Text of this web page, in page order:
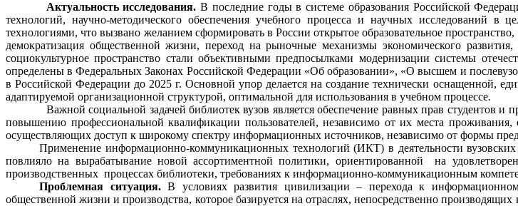
Актуальность исследования. В последние годы в системе образования Российской
технологий, научно-методического обеспечения учебного процесса и научных исследований
технологиями, что вызвано желанием сформировать в России открытое образовательное
демократизация общественной жизни, переход на рыночные механизмы экономического
социокультурное пространство стали объективными предпосылками модернизации системы
определены в Федеральных Законах Российской Федерации «Об образовании», «О высшем и
в Российской Федерации до 2025 г. Основной упор делается на создание технически оснащенной,
адаптируемой организационной структурой, оптимальной для использования в учебном процессе.
Важной социальной задачей библиотек вузов является обеспечение равных прав студентов
повышению профессиональной квалификации пользователей, независимо от их места
осуществляющих доступ к широкому спектру информационных источников, независимо от формы
Применение информационно-коммуникационных технологий (ИКТ) в деятельности
повлияло на вырабатывание новой ассортиментной политики, ориентированной
на
производственных процессах библиотеки, требованиях к информационно-коммуникационным
Проблемная ситуация.В условиях развития цивилизации – перехода к
общественной жизни и производства, которое базируется на отраслях, непосредственно